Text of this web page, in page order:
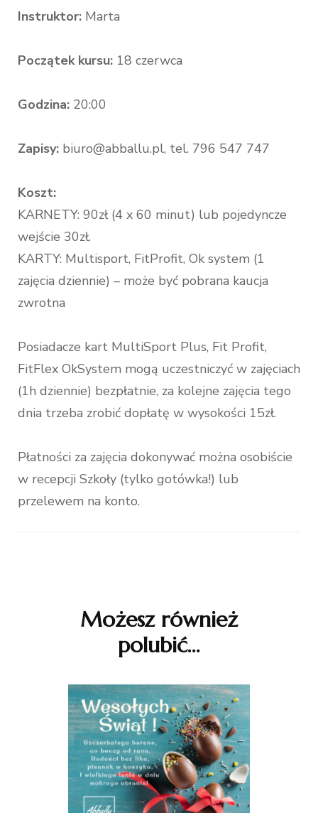
Instruktor: Marta
Początek kursu: 18 czerwca
Godzina: 20:00
Zapisy: biuro@abballu.pl, tel. 796 547 747
Koszt:
KARNETY: 90zł (4 x 60 minut) lub pojedyncze
wejście 30zł.
KARTY: Multisport, FitProfit, Ok system (1
zajęcia dziennie) – może być pobrana kaucja
zwrotna
Posiadacze kart MultiSport Plus, Fit Profit,
FitFlex OkSystem mogą uczestniczyć w zajęciach
(1h dziennie) bezpłatnie, za kolejne zajęcia tego
dnia trzeba zrobić dopłatę w wysokości 15zł.
Płatności za zajęcia dokonywać można osobiście
w recepcji Szkoły (tylko gotówka!) lub
przelewem na konto.
Możesz również
polubić…